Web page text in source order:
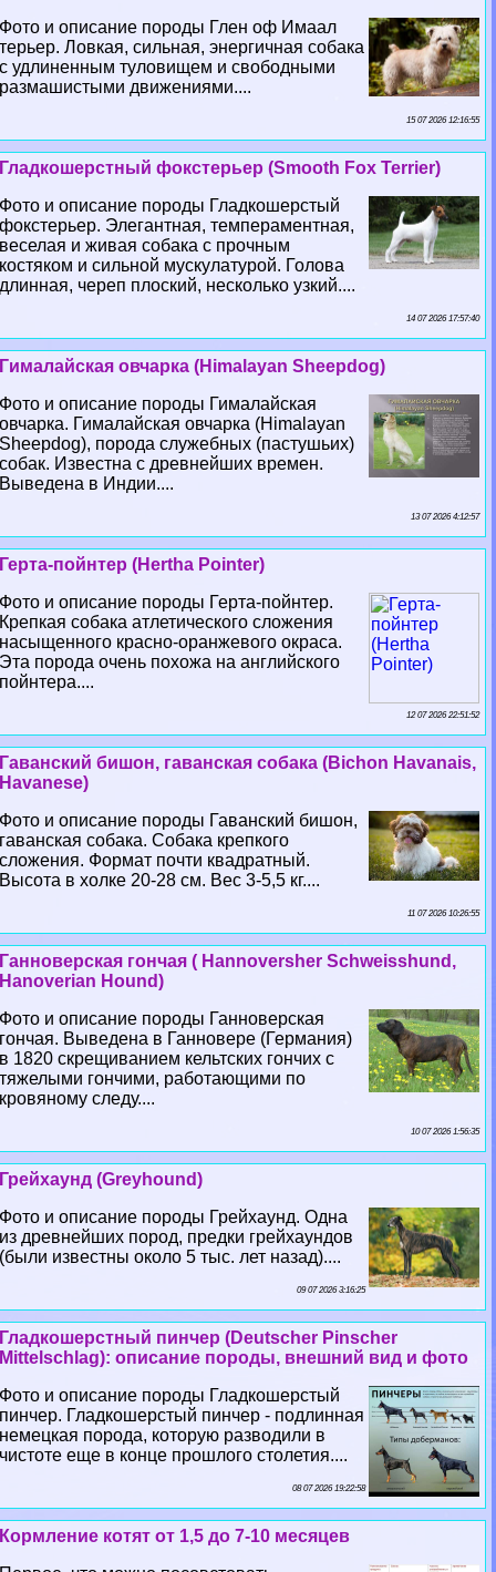
Фото и описание породы Глен оф Имаал
терьер. Ловкая, сильная, энергичная собака
с удлиненным туловищем и свободными
размашистыми движениями....
15 07 2026 12:16:55
Гладкошерстный фокстерьер (Smooth Fox Terrier)
Фото и описание породы Гладкошерстый
фокстерьер. Элегантная, темпераментная,
веселая и живая собака с прочным
костяком и сильной мускулатурой. Голова
длинная, череп плоский, несколько узкий....
14 07 2026 17:57:40
Гималайская овчарка (Himalayan Sheepdog)
Фото и описание породы Гималайская
овчарка. Гималайская овчарка (Himalayan
Sheepdog), порода служебных (пастушьих)
собак. Известна с древнейших времен.
Выведена в Индии....
13 07 2026 4:12:57
Герта-пойнтер (Hertha Pointer)
Фото и описание породы Герта-пойнтер.
Крепкая собака атлетического сложения
насыщенного красно-оранжевого окраса.
Эта порода очень похожа на английского
пойнтера....
12 07 2026 22:51:52
Гаванский бишон, гаванская собака (Bichon Havanais,
Havanese)
Фото и описание породы Гаванский бишон,
гаванская собака. Собака крепкого
сложения. Формат почти квадратный.
Высота в холке 20-28 см. Вес 3-5,5 кг....
11 07 2026 10:26:55
Ганноверская гончая ( Hannoversher Schweisshund,
Hanoverian Hound)
Фото и описание породы Ганноверская
гончая. Выведена в Ганновере (Германия)
в 1820 скрещиванием кельтских гончих с
тяжелыми гончими, работающими по
кровяному следу....
10 07 2026 1:56:35
Грейхаунд (Greyhound)
Фото и описание породы Грейхаунд. Одна
из древнейших пород, предки грейхаундов
(были известны около 5 тыс. лет назад)....
09 07 2026 3:16:25
Гладкошерстный пинчер (Deutscher Pinscher
Mittelschlag): описание породы, внешний вид и фото
Фото и описание породы Гладкошерстый
пинчер. Гладкошерстый пинчер - подлинная
немецкая порода, которую разводили в
чистоте еще в конце прошлого столетия....
08 07 2026 19:22:58
Кормление котят от 1,5 до 7-10 месяцев